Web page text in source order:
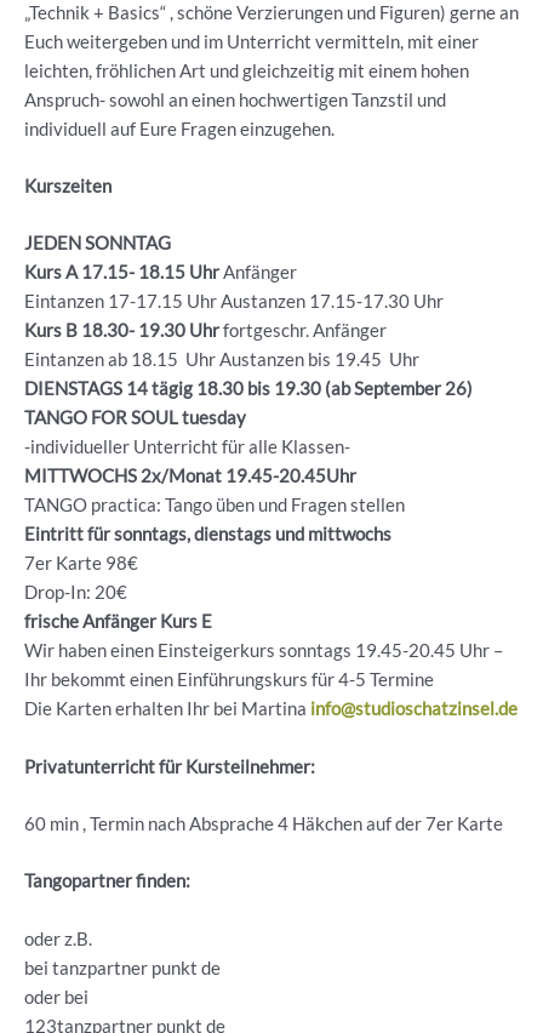
„Technik + Basics“ , schöne Verzierungen und Figuren) gerne an
Euch weitergeben und im Unterricht vermitteln, mit einer
leichten, fröhlichen Art und gleichzeitig mit einem hohen
Anspruch- sowohl an einen hochwertigen Tanzstil und
individuell auf Eure Fragen einzugehen.
Kurszeiten
JEDEN SONNTAG
Kurs A 17.15- 18.15 UhrAnfänger
Eintanzen 17-17.15 Uhr Austanzen 17.15-17.30 Uhr
Kurs B 18.30- 19.30 Uhrfortgeschr. Anfänger
Eintanzen ab 18.15 Uhr Austanzen bis 19.45 Uhr
DIENSTAGS 14 tägig 18.30 bis 19.30 (ab September 26)
TANGO FOR SOUL tuesday
-individueller Unterricht für alle Klassen-
MITTWOCHS 2x/Monat 19.45-20.45Uhr
TANGO practica: Tango üben und Fragen stellen
Eintritt für sonntags, dienstags und mittwochs
7er Karte 98€
Drop-In: 20€
frische Anfänger Kurs E
Wir haben einen Einsteigerkurs sonntags 19.45-20.45 Uhr –
Ihr bekommt einen Einführungskurs für 4-5 Termine
Die Karten erhalten Ihr bei Martina info@studioschatzinsel.de
Privatunterricht für Kursteilnehmer:
60 min , Termin nach Absprache 4 Häkchen auf der 7er Karte
Tangopartner finden:
oder z.B.
bei tanzpartner punkt de
oder bei
123tanzpartner punkt de